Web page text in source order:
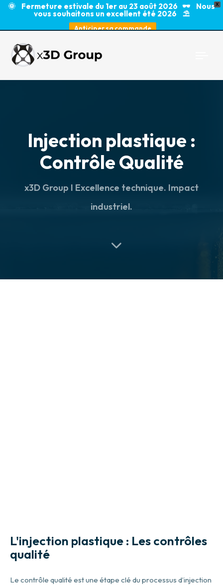
X
🌞 Fermeture estivale du 1er au 23 août 2026 🕶️ Nous
vous souhaitons un excellent été 2026 ⛱️
Anticiper sa commande
Injection plastique :
Contrôle Qualité
x3D Group I Excellence technique. Impact
industriel.
L'injection plastique : Les contrôles
qualité
Le contrôle qualité est une étape clé du processus d’injection